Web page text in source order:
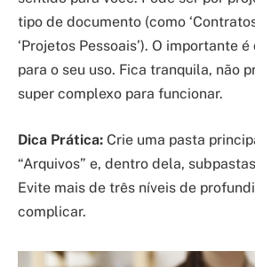
tipo de documento (como
‘Projetos Pessoais’). O importante
para o seu uso. Fica tranquila, não
super complexo para funcionar.
Dica Prática: Crie uma pasta
“Arquivos” e, dentro dela,
Evite mais de três níveis de
complicar.